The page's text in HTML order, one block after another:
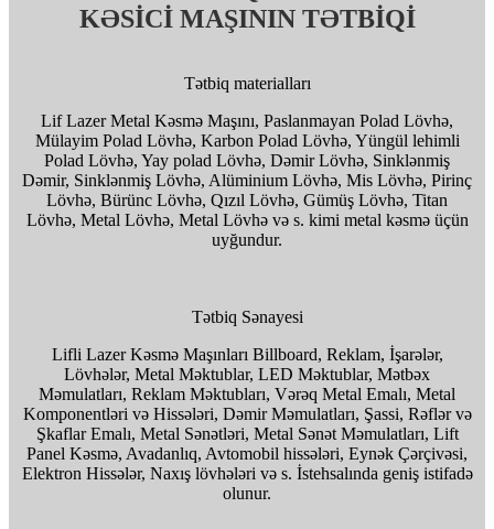
KƏSİCİ MAŞININ TƏTBİQİ
Tətbiq materialları
Lif Lazer Metal Kəsmə Maşını, Paslanmayan Polad Lövhə,
Mülayim Polad Lövhə, Karbon Polad Lövhə, Yüngül lehimli
Polad Lövhə, Yay polad Lövhə, Dəmir Lövhə, Sinklənmiş
Dəmir, Sinklənmiş Lövhə, Alüminium Lövhə, Mis Lövhə, Pirinç
Lövhə, Bürünc Lövhə, Qızıl Lövhə, Gümüş Lövhə, Titan
Lövhə, Metal Lövhə, Metal Lövhə və s. kimi metal kəsmə üçün
uyğundur.
Tətbiq Sənayesi
Lifli Lazer Kəsmə Maşınları Billboard, Reklam, İşarələr,
Lövhələr, Metal Məktublar, LED Məktublar, Mətbəx
Məmulatları, Reklam Məktubları, Vərəq Metal Emalı, Metal
Komponentləri və Hissələri, Dəmir Məmulatları, Şassi, Rəflər və
Şkaflar Emalı, Metal Sənətləri, Metal Sənət Məmulatları, Lift
Panel Kəsmə, Avadanlıq, Avtomobil hissələri, Eynək Çərçivəsi,
Elektron Hissələr, Naxış lövhələri və s. İstehsalında geniş istifadə
olunur.